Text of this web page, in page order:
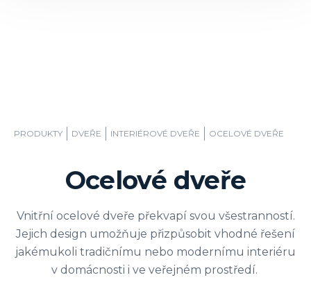
PRODUKTY DVEŘE INTERIÉROVÉ ​​DVEŘE OCELOVÉ DVEŘE
Ocelové dveře
Vnitřní ocelové dveře překvapí svou všestranností.
Jejich design umožňuje přizpůsobit vhodné řešení
jakémukoli tradičnímu nebo modernímu interiéru
v domácnosti i ve veřejném prostředí.